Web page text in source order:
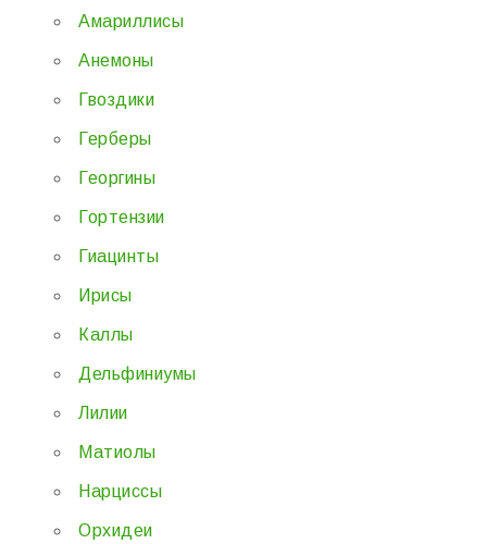
Амариллисы
Анемоны
Гвоздики
Герберы
Георгины
Гортензии
Гиацинты
Ирисы
Каллы
Дельфиниумы
Лилии
Матиолы
Нарциссы
Орхидеи